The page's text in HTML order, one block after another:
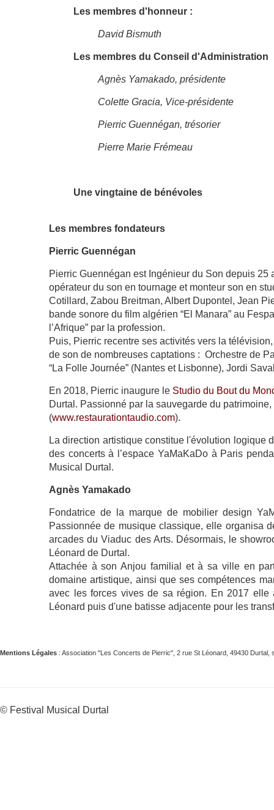
Les membres d'honneur :
David Bismuth
Les membres du Conseil d'Administration
Agnès Yamakado, présidente
Colette Gracia, Vice-présidente
Pierric Guennégan, trésorier
Pierre Marie Frémeau
Une vingtaine de bénévoles
Les membres fondateurs
Pierric Guennégan
Pierric Guennégan est Ingénieur du Son depuis
opérateur du son en tournage et monteur son en
Cotillard, Zabou Breitman, Albert Dupontel, Jean
bande sonore du film algérien “El Manara” au
l’Afrique” par la profession.
Puis, Pierric recentre ses activités vers la
de son de nombreuses captations : Orchestre de
“La Folle Journée” (Nantes et Lisbonne), Jordi
En 2018, Pierric inaugure le Studio du Bout du
Durtal. Passionné par la sauvegarde du
(www.restaurationtaudio.com).
La direction artistique constitue l'évolution logique
des concerts à l’espace YaMaKaDo à Paris
Musical Durtal.
Agnès Yamakado
Fondatrice de la marque de mobilier design
Passionnée de musique classique, elle organisa
arcades du Viaduc des Arts. Désormais, le
Léonard de Durtal.
Attachée à son Anjou familial et à sa ville en
domaine artistique, ainsi que ses compétences
avec les forces vives de sa région. En 2017
Léonard puis d'une batisse adjacente pour les
Mentions Légales : Association "Les Concerts de Pierric", 2 rue St Léonard, 49430
© Festival Musical Durtal